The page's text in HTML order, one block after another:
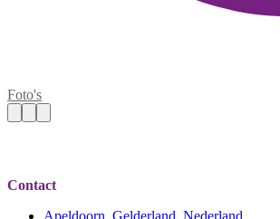
Foto's
Contact
Apeldoorn, Gelderland, Nederland